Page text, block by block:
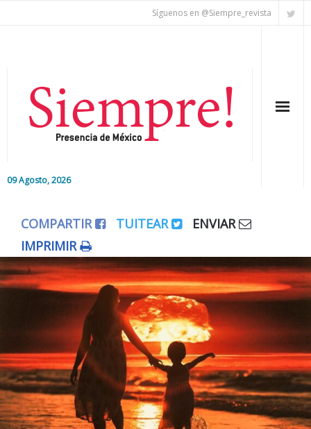
Síguenos en @Siempre_revista
09 Agosto, 2026
Editorial
Nacional
Colaboradores
Internacional
Cultura
COMPARTIR TUITEAR
ENVIAR
IMPRIMIR